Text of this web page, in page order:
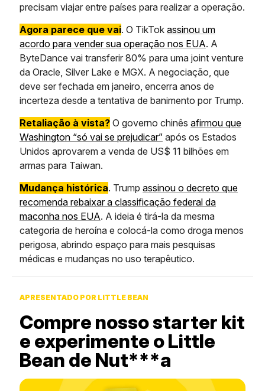
precisam viajar entre países para realizar a operação.
Agora parece que vai. O TikTok assinou um
acordo para vender sua operação nos EUA. A
ByteDance vai transferir 80% para uma joint venture
da Oracle, Silver Lake e MGX. A negociação, que
deve ser fechada em janeiro, encerra anos de
incerteza desde a tentativa de banimento por Trump.
Retaliação à vista? O governo chinês afirmou que
Washington “só vai se prejudicar” após os Estados
Unidos aprovarem a venda de US$ 11 bilhões em
armas para Taiwan.
Mudança histórica. Trump assinou o decreto que
recomenda rebaixar a classificação federal da
maconha nos EUA. A ideia é tirá-la da mesma
categoria de heroína e colocá-la como droga menos
perigosa, abrindo espaço para mais pesquisas
médicas e mudanças no uso terapêutico.
APRESENTADO POR LITTLE BEAN
Compre nosso starter kit
e experimente o Little
Bean de Nut***a